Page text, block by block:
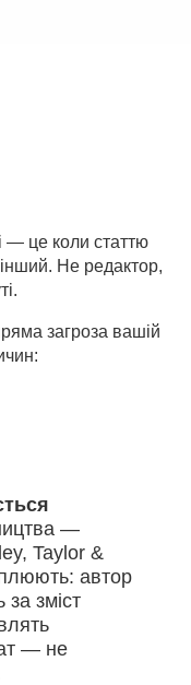
— це коли статтю
Не редактор,
загроза вашій
—
Taylor &
автор
за зміст
— не